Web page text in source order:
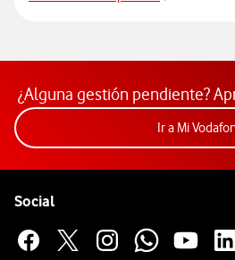
Acceder
¿Alguna gestión pendiente?
Ir a Mi
Social